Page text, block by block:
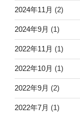
2024年11月 (2)
2024年9月 (1)
2022年11月 (1)
2022年10月 (1)
2022年9月 (2)
2022年7月 (1)